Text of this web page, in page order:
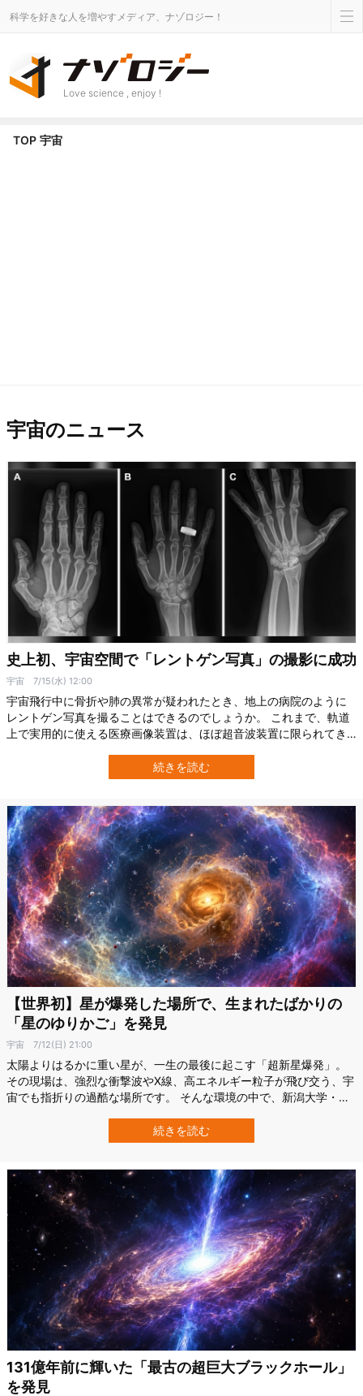
科学を好きな人を増やすメディア、ナゾロジー！
Love science , enjoy !
TOP 宇宙
宇宙のニュース
史上初、宇宙空間で「レントゲン写真」の撮影に成功
宇宙 7/15(水) 12:00
宇宙飛行中に骨折や肺の異常が疑われたとき、地上の病院のように
レントゲン写真を撮ることはできるのでしょうか。 これまで、軌道
上で実用的に使える医療画像装置は、ほぼ超音波装置に限られてき
宇宙空間で初めて人体のX線画像を撮影し、診断に利用できる品質を
得ることに成功しました。 研究の詳細は、米国メイヨー・クリニッ
続きを読む
【世界初】星が爆発した場所で、生まれたばかりの
「星のゆりかご」を発見
宇宙 7/12(日) 21:00
太陽よりはるかに重い星が、一生の最後に起こす「超新星爆発」。
その現場は、強烈な衝撃波やX線、高エネルギー粒子が飛び交う、宇
宙でも指折りの過酷な場所です。 そんな環境の中で、新潟大学・岐
ばかりの星を包む「星のゆりかご」を2つ発見したと発表しました。
しかも、その内部には水に関係する分子や、生命関連物質の材料と
続きを読む
131億年前に輝いた「最古の超巨大ブラックホール」
を発見